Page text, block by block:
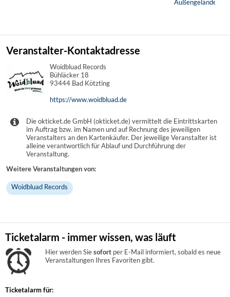
Außengelände
Veranstalter-Kontaktadresse
Woidbluad Records
Bühläcker 18
93444 Bad Kötzting
https://www.woidbluad.de
Die okticket.de GmbH (okticket.de) vermittelt die Eintrittskarten
im Auftrag bzw. im Namen und auf Rechnung des jeweiligen
Veranstalters an den Kartenkäufer. Der jeweilige Veranstalter ist
alleine verantwortlich für Ablauf und Durchführung der
Veranstaltung.
Weitere Veranstaltungen von:
Woidbluad Records
Ticketalarm - immer wissen, was läuft
Hier werden Siesofort per E-Mail informiert, sobald es neue
Veranstaltungen Ihres Favoriten gibt.
Ticketalarm für: